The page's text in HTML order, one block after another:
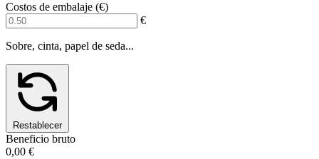
Costos de embalaje (€)
€
Sobre, cinta, papel de seda...
Restablecer
Beneficio bruto
0,00 €